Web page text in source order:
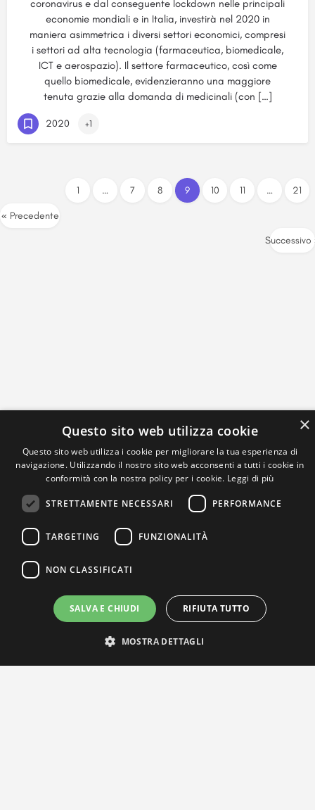
coronavirus e dal conseguente lockdown nelle principali
economie mondiali e in Italia, investirà nel 2020 in
maniera asimmetrica i diversi settori economici, compresi
i settori ad alta tecnologia (farmaceutica, biomedicale,
ICT e aerospazio). Il settore farmaceutico, così come
quello biomedicale, evidenzieranno una maggiore
tenuta grazie alla domanda di medicinali (con […]
2020 +1
« Precedente
1 … 7 8 9 10 11 … 21
Successivo
×
Questo sito web utilizza cookie
Questo sito web utilizza i cookie per migliorare la tua esperienza di
navigazione. Utilizzando il nostro sito web acconsenti a tutti i cookie in
conformità con la nostra policy per i cookie. Leggi di più
STRETTAMENTE NECESSARI PERFORMANCE
TARGETING FUNZIONALITÀ
NON CLASSIFICATI
SALVA E CHIUDI RIFIUTA TUTTO
MOSTRA DETTAGLI